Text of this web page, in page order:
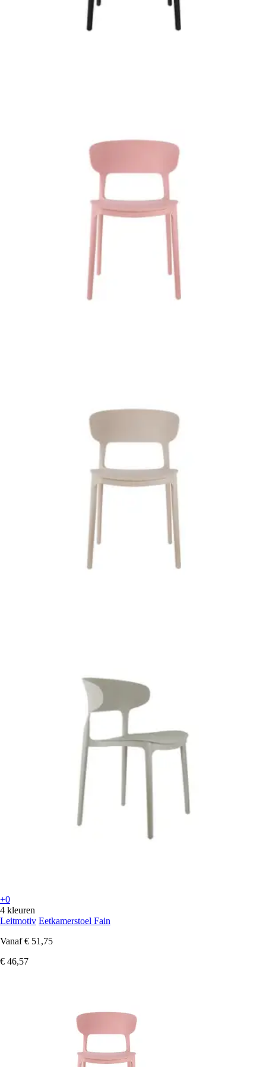
+0
4 kleuren
Leitmotiv Eetkamerstoel Fain
Vanaf € 51,75
€ 46,57